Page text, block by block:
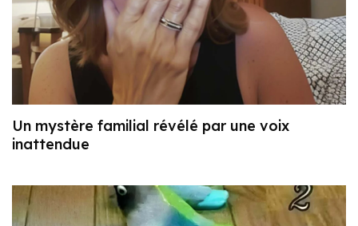
Un mystère familial révélé par une voix
inattendue